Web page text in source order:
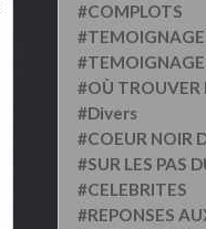
#COMPLOTS
#OÙ TROUVER
#Divers
#COEUR NOIR
#SUR LES PAS
#CELEBRITES
#REPONSES